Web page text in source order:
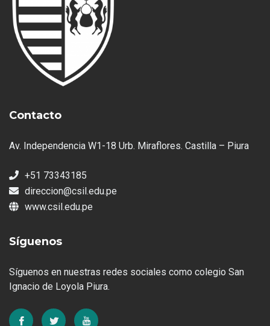
Contacto
Av. Independencia W1-18 Urb. Miraflores. Castilla – Piura
+51 73343185
direccion@csil.edu.pe
www.csil.edu.pe
Síguenos
Síguenos en nuestras redes sociales como colegio San
Ignacio de Loyola Piura.